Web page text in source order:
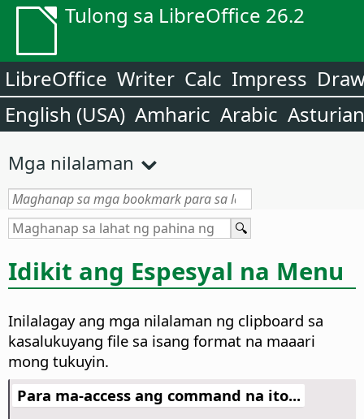
Tulong sa LibreOffice 26.2
LibreOffice Writer Calc Impress
English (USA) Amharic Arabic Asturian
Mga nilalaman
Idikit ang Espesyal na Menu
Inilalagay ang mga nilalaman ng clipboard sa
kasalukuyang file sa isang format na maaari
mong tukuyin.
Para ma-access ang command na ito...